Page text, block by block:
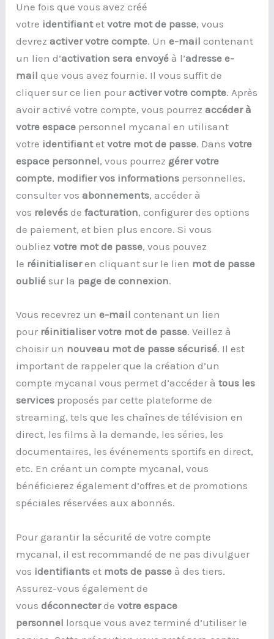
Une fois que vous avez créé
votre identifiantetvotre mot de passe, vous
devrezactiver votre compte. Une-mail contenant
un lien d’activation sera envoyé à l’adresse e-
mail que vous avez fournie. Il vous suffit de
cliquer sur ce lien pouractiver votre compte. Après
avoir activé votre compte, vous pourrezaccéder à
votre espace personnel mycanal en utilisant
votre identifiantetvotre mot de passe. Dansvotre
espace personnel, vous pourrez gérer votre
compte, modifier vos informations personnelles,
consulter vosabonnements, accéder à
vos relevés defacturation, configurer des options
de paiement, et bien plus encore. Si vous
oubliezvotre mot de passe, vous pouvez
le réinitialiseren cliquant sur le lien mot de passe
oublié sur la page de connexion.
Vous recevrez une-mail contenant un lien
pour réinitialiser votre mot de passe. Veillez à
choisir un nouveau mot de passe sécurisé. Il est
important de rappeler que la création d’un
compte mycanal vous permet d’accéder àtous les
services proposés par cette plateforme de
streaming, tels que les chaînes de télévision en
direct, les films à la demande, les séries, les
documentaires, les événements sportifs en direct,
etc. En créant un compte mycanal, vous
bénéficierez également d’offres et de promotions
spéciales réservées aux abonnés.
Pour garantir la sécurité de votre compte
mycanal, il est recommandé de ne pas divulguer
vos identifiants et mots de passe à des tiers.
Assurez-vous également de
vousdéconnecterdevotre espace
personnel lorsque vous avez terminé d’utiliser le